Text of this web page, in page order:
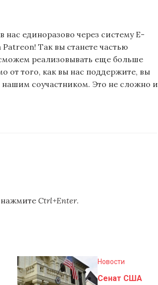
единоразово через систему E-
Так вы станете частью
реализовывать еще больше
от того, как вы нас поддержите, вы
нашим соучастником. Это не сложно и
нажмите Ctrl+Enter.
Новости
Сенат США